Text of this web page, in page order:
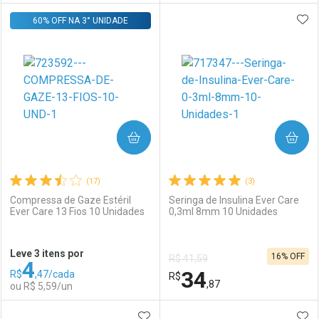
Laboratório
Comprar sem Desconto
Por R$ 15,47/cada
Por Menos
Comprar sem Desconto
Por R$ 15,47/cada
Laboratório
Comprar sem Desconto
Por R$ 9,97/cada
Por Menos
Comprar sem Desconto
Por R$ 9,97/cada
(17)
Compressa de Gaze Estéril
Ever Care 13 Fios 10 Unidades
60% OFF NA 3° UNIDADE
Leve 3 itens por
R$4,47/cada
ou R$ 5,59/un
COMPRAR
(3)
Seringa de Insulina Ever Care
0,3ml 8mm 10 Unidades
R$ 41,59
R$34,87
16% OFF
COMPRAR
ADICIONAR AOS FAVORITOS